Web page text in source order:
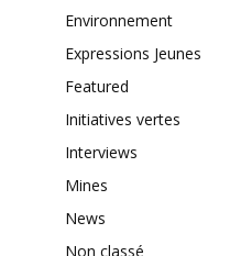
Environnement
Expressions Jeunes
Featured
Initiatives vertes
Interviews
Mines
News
Non classé